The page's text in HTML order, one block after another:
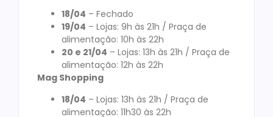
18/04 – Fechado
19/04 – Lojas: 9h às 21h / Praça de
alimentação: 10h às 22h
20 e 21/04 – Lojas: 13h às 21h / Praça de
alimentação: 12h às 22h
Mag Shopping
18/04 – Lojas: 13h às 21h / Praça de
alimentação: 11h30 às 22h